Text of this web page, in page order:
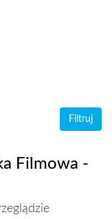
Filmowa -